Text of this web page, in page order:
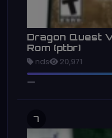
Dragon Quest
Rom (ptbr)
nds 20,971
7